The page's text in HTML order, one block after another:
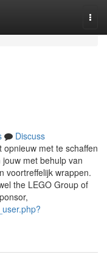
Discuss
met te schaffen
met behulp van
voortreffelijk wrappen.
the LEGO Group of